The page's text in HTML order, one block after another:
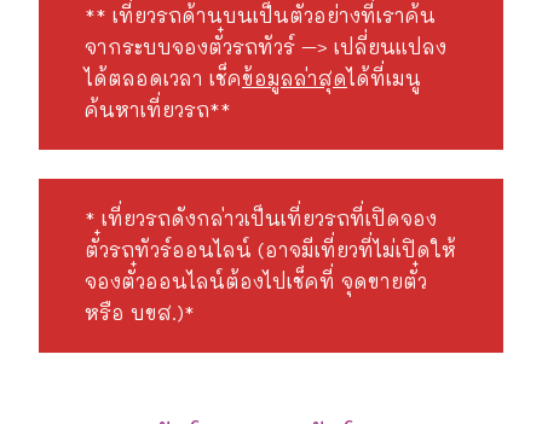
** เที่ยวรถด้านบนเป็นตัวอย่างที่เราค้น
จากระบบจองตั๋วรถทัวร์ –> เปลี่ยนแปลง
ได้ตลอดเวลา เช็คข้อมูลล่าสุดได้ที่เมนู
ค้นหาเที่ยวรถ**
* เที่ยวรถดังกล่าวเป็นเที่ยวรถที่เปิดจอง
ตั๋วรถทัวร์ออนไลน์ (อาจมีเที่ยวที่ไม่เปิดให้
จองตั๋วออนไลน์ต้องไปเช็คที่ จุดขายตั๋ว
หรือ บขส.)*